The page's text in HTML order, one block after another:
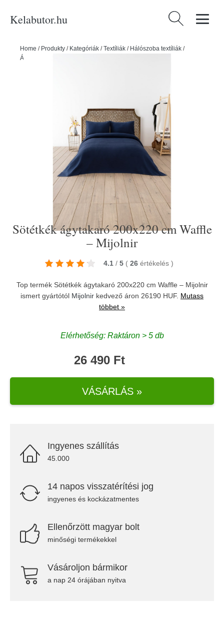
Kelabutor.hu Keresés:
Home / Produkty / Kategóriák /Textíliák / Hálószoba textíliák /
Ágytakarók
Sötétkék ágytakaró 200x220 cm Waffle
– Mijolnir
4.1 / 5 ( 26 értékelés )
Top termék Sötétkék ágytakaró 200x220 cm Waffle – Mijolnir
ismert gyártótól Mijolnir kedvező áron 26190 HUF. Mutass
többet »
Elérhetőség: Raktáron > 5 db
26 490 Ft
VÁSÁRLÁS »
Ingyenes szállítás
45.000
14 napos visszatérítési jog
ingyenes és kockázatmentes
Ellenőrzött magyar bolt
minőségi termékekkel
Vásároljon bármikor
a nap 24 órájában nyitva